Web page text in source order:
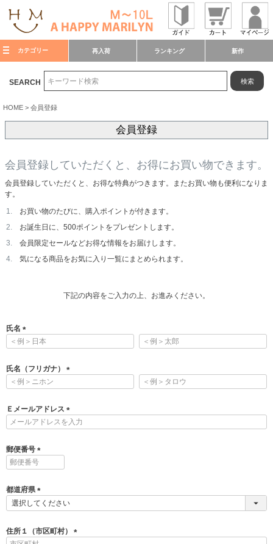
カテゴリー 再入荷 ランキング 新作
SEARCH 検索
HOME 会員登録
会員登録
会員登録していただくと、お得にお買い物できます。
会員登録していただくと、お得な特典がつきます。またお買い物も便利になりま
す。
お買い物のたびに、購入ポイントが付きます。
お誕生日に、500ポイントをプレゼントします。
会員限定セールなどお得な情報をお届けします。
気になる商品をお気に入り一覧にまとめられます。
下記の内容をご入力の上、お進みください。
氏名
(
須
)
氏名（フリガナ）
)
Ｅメールアドレス
(
郵便番号
(
)
都道府県
(
須
)
住所１（市区町村）